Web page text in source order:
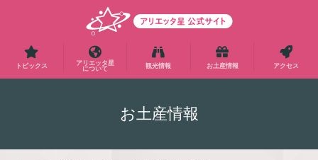
トピックス
アリエッタ星
について
観光情報 お土産情報 アクセス
お土産情報